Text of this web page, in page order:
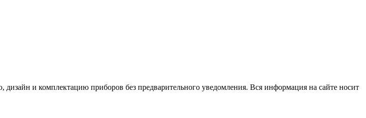
и комплектацию приборов без предварительного уведомления. Вся информация на сайте носит